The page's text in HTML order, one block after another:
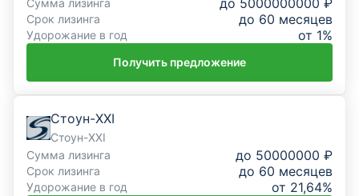
Статьи о бизнесе
Каталог банков
Рейтинг банков
Отзывы о банках
Сумма лизинга
до 5000000000 ₽
Срок лизинга до 60 месяцев
Удорожание в год от 1%
Получить предложение
Стоун-XXI
Стоун-XXI
Сумма лизинга
до 50000000 ₽
Срок лизинга до 60 месяцев
Удорожание в год от 21,64%